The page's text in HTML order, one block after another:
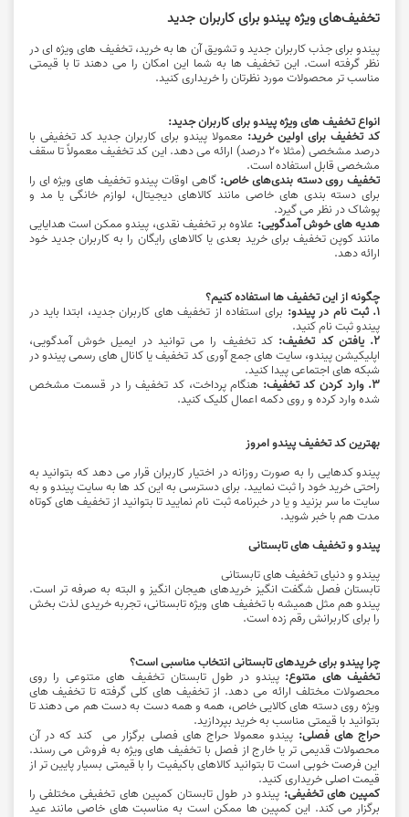
تخفیف‌های ویژه پیندو برای کاربران جدید
پیندو برای جذب کاربران جدید و تشویق آن‌ ها به خرید، تخفیف ‌های ویژه ‌ای در
نظر گرفته است. این تخفیف ‌ها به شما این امکان را می ‌دهند تا با قیمتی
مناسب ‌تر محصولات مورد نظرتان را خریداری کنید.
انواع تخفیف‌ های ویژه پیندو برای کاربران جدید:
کد تخفیف برای اولین خرید: معمولا پیندو برای کاربران جدید کد تخفیفی با
درصد مشخصی (مثلا 20 درصد) ارائه می ‌دهد. این کد تخفیف معمولاً تا سقف
مشخصی قابل استفاده است.
تخفیف روی دسته بندی‌های خاص: گاهی اوقات پیندو تخفیف ‌های ویژه ‌ای را
برای دسته بندی‌ های خاصی مانند کالاهای دیجیتال، لوازم خانگی یا مد و
پوشاک در نظر می ‌گیرد.
هدیه‌ های خوش آمدگویی: علاوه بر تخفیف نقدی، پیندو ممکن است هدایایی
مانند کوپن تخفیف برای خرید بعدی یا کالاهای رایگان را به کاربران جدید خود
ارائه دهد.
چگونه از این تخفیف‌ ها استفاده کنیم؟
1. ثبت ‌نام در پیندو:
برای استفاده از تخفیف ‌های کاربران جدید، ابتدا باید در
پیندو ثبت‌ نام کنید.
2. یافتن کد تخفیف:
کد تخفیف را می ‌توانید در ایمیل خوش آمدگویی،
اپلیکیشن پیندو، سایت‌ های جمع ‌آوری کد تخفیف یا کانال ‌های رسمی پیندو در
شبکه ‌های اجتماعی پیدا کنید.
3. وارد کردن کد تخفیف:
هنگام پرداخت، کد تخفیف را در قسمت مشخص
شده وارد کرده و روی دکمه اعمال کلیک کنید.
بهترین کد تخفیف پیندو امروز
پیندو کدهایی را به صورت روزانه در اختیار کاربران قرار می دهد که بتوانید به
راحتی خرید خود را ثبت نمایید. برای دسترسی به این کد ها به سایت پیندو و به
سایت ما سر بزنید و یا در خبرنامه ثبت نام نمایید تا بتوانید از تخفیف های کوتاه
مدت هم با خبر شوید.
پیندو و تخفیف‌ های تابستانی
پیندو و دنیای تخفیف‌ های تابستانی
تابستان فصل شگفت ‌انگیز خریدهای هیجان‌ انگیز و البته به صرفه‌ تر است.
پیندو هم مثل همیشه با تخفیف ‌های ویژه تابستانی، تجربه خریدی لذت ‌بخش
را برای کاربرانش رقم زده است.
چرا پیندو برای خریدهای تابستانی انتخاب مناسبی است؟
تخفیف ‌های متنوع: پیندو در طول تابستان تخفیف‌ های متنوعی را روی
محصولات مختلف ارائه می‌ دهد. از تخفیف ‌های کلی گرفته تا تخفیف ‌های
ویژه روی دسته ‌های کالایی خاص، همه و همه دست به دست هم می ‌دهند تا
بتوانید با قیمتی مناسب به خرید بپردازید.
حراج ‌های فصلی: پیندو معمولا حراج‌ های فصلی برگزار می ‌کند که در آن
محصولات قدیمی ‌تر یا خارج از فصل با تخفیف ‌های ویژه به فروش می ‌رسند.
این فرصت خوبی است تا بتوانید کالاهای باکیفیت را با قیمتی بسیار پایین ‌تر از
قیمت اصلی خریداری کنید.
کمپین ‌های تخفیفی: پیندو در طول تابستان کمپین ‌های تخفیفی مختلفی را
برگزار می‌ کند. این کمپین‌ ها ممکن است به مناسبت‌ های خاصی مانند عید